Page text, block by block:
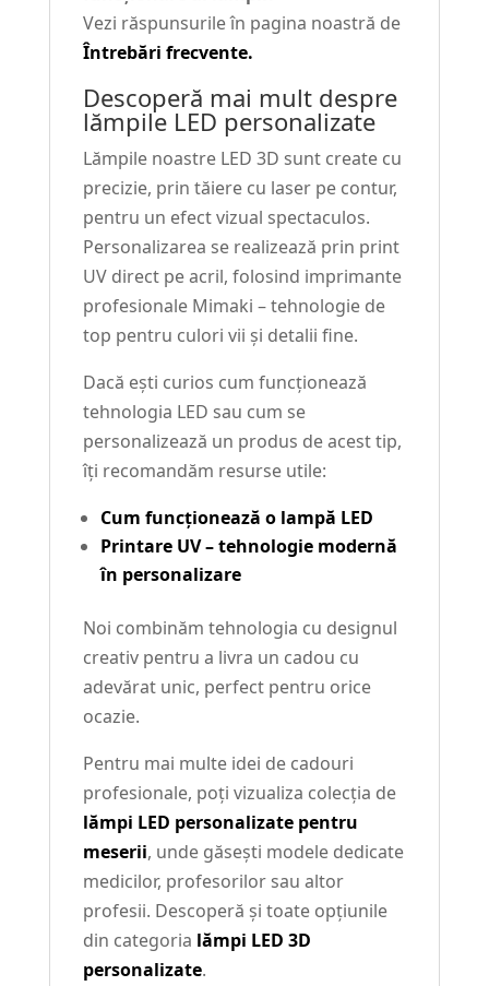
Vezi răspunsurile în pagina noastră de
Întrebări frecvente.
Descoperă mai mult despre
lămpile LED personalizate
Lămpile noastre LED 3D sunt create cu
precizie, prin tăiere cu laser pe contur,
pentru un efect vizual spectaculos.
Personalizarea se realizează prin print
UV direct pe acril, folosind imprimante
profesionale Mimaki – tehnologie de
top pentru culori vii și detalii fine.
Dacă ești curios cum funcționează
tehnologia LED sau cum se
personalizează un produs de acest tip,
îți recomandăm resurse utile:
Cum funcționează o lampă LED
Printare UV – tehnologie modernă
în personalizare
Noi combinăm tehnologia cu designul
creativ pentru a livra un cadou cu
adevărat unic, perfect pentru orice
ocazie.
Pentru mai multe idei de cadouri
profesionale, poți vizualiza colecția de
lămpi LED personalizate pentru
meserii, unde găsești modele dedicate
medicilor, profesorilor sau altor
profesii. Descoperă și toate opțiunile
din categoria lămpi LED 3D
personalizate.